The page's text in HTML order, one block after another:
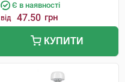
Є в наявності
від 47.50 грн
КУПИТИ